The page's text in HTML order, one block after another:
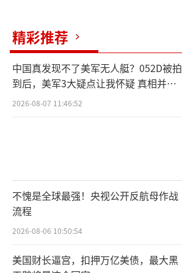
精彩推荐
中国真发现不了美军无人艇？052D被拍
到后，美军3大疑点让我怀疑 真相并非
如此
2026-08-07 11:46:52
不愧是全球最强！央视公开反航母作战
流程
2026-08-06 10:50:54
美国财长逼宫，扣押万亿美债，最大黑